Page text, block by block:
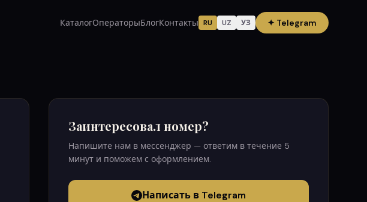
КаталогОператорыБлогКонтакты RU UZ УЗ ✦ Telegram
Заинтересовал номер?
Напишите нам в мессенджер — ответим в течение 5
минут и поможем с оформлением.
Написать в Telegram